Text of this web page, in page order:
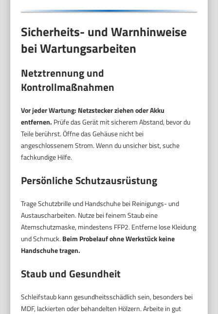
Sicherheits- und Warnhinweise
bei Wartungsarbeiten
Netztrennung und
Kontrollmaßnahmen
Vor jeder Wartung: Netzstecker ziehen oder Akku
entfernen. Prüfe das Gerät mit sicherem Abstand, bevor du
Teile berührst. Öffne das Gehäuse nicht bei
angeschlossenem Strom. Wenn du unsicher bist, suche
fachkundige Hilfe.
Persönliche Schutzausrüstung
Trage Schutzbrille und Handschuhe bei Reinigungs- und
Austauscharbeiten. Nutze bei feinem Staub eine
Atemschutzmaske, mindestens FFP2. Entferne lose Kleidung
und Schmuck. Beim Probelauf ohne Werkstück keine
Handschuhe tragen.
Staub und Gesundheit
Schleifstaub kann gesundheitsschädlich sein, besonders bei
MDF, lackierten oder behandelten Hölzern. Arbeite in gut